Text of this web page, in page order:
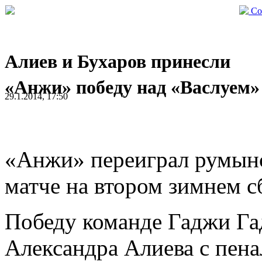
Алиев и Бухаров принесли
«Анжи» победу над «Васлуем»
29.1.2014, 17:50
«Анжи» переиграл
матче на втором зимнем
Победу команде Гаджи
Александра Алиева с